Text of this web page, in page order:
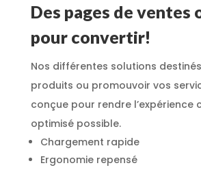
Des pages de ventes
pour convertir!
Nos différentes solutions
produits ou promouvoir vos
conçue pour rendre l’expérience
optimisé possible.
Chargement rapide
Ergonomie repensé